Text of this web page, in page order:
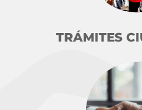
TRÁMITES